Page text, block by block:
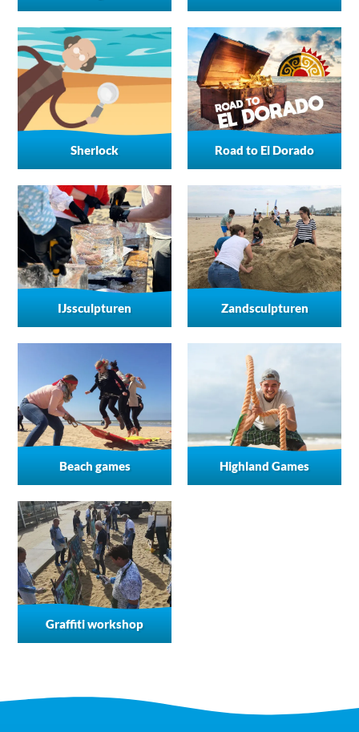
Sherlock Road to El Dorado
IJssculpturen Zandsculpturen
Beach games Highland Games
Graffiti workshop